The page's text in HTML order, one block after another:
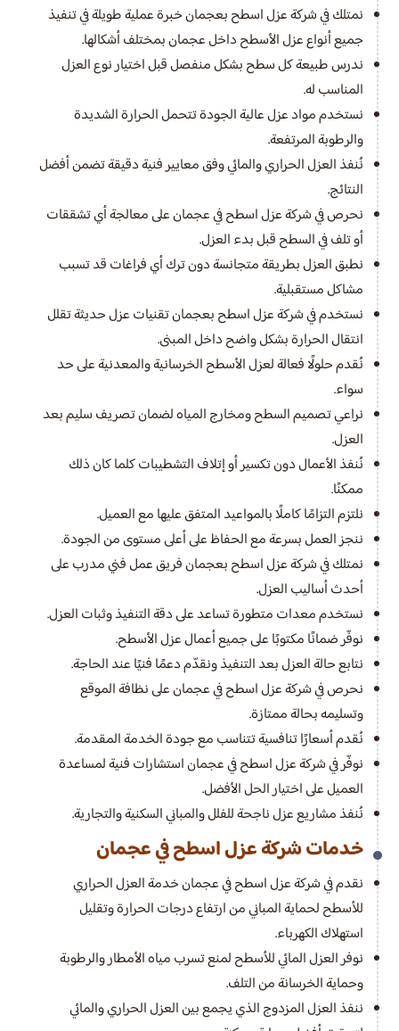
نمتلك في شركة عزل اسطح بعجمان خبرة عملية طويلة في تنفيذ
جميع أنواع عزل الأسطح داخل عجمان بمختلف أشكالها.
ندرس طبيعة كل سطح بشكل منفصل قبل اختيار نوع العزل
المناسب له.
نستخدم مواد عزل عالية الجودة تتحمل الحرارة الشديدة
والرطوبة المرتفعة.
نُنفذ العزل الحراري والمائي وفق معايير فنية دقيقة تضمن أفضل
النتائج.
نحرص في شركة عزل اسطح في عجمان على معالجة أي تشققات
أو تلف في السطح قبل بدء العزل.
نطبق العزل بطريقة متجانسة دون ترك أي فراغات قد تسبب
مشاكل مستقبلية.
نستخدم في شركة عزل اسطح بعجمان تقنيات عزل حديثة تقلل
انتقال الحرارة بشكل واضح داخل المبنى.
نُقدم حلولًا فعالة لعزل الأسطح الخرسانية والمعدنية على حد
سواء.
نراعي تصميم السطح ومخارج المياه لضمان تصريف سليم بعد
العزل.
نُنفذ الأعمال دون تكسير أو إتلاف التشطيبات كلما كان ذلك
ممكنًا.
نلتزم التزامًا كاملًا بالمواعيد المتفق عليها مع العميل.
ننجز العمل بسرعة مع الحفاظ على أعلى مستوى من الجودة.
نمتلك في شركة عزل اسطح بعجمان فريق عمل فني مدرب على
أحدث أساليب العزل.
نستخدم معدات متطورة تساعد على دقة التنفيذ وثبات العزل.
نوفّر ضمانًا مكتوبًا على جميع أعمال عزل الأسطح.
نتابع حالة العزل بعد التنفيذ ونقدّم دعمًا فنيًا عند الحاجة.
نحرص في شركة عزل اسطح في عجمان على نظافة الموقع
وتسليمه بحالة ممتازة.
نُقدم أسعارًا تنافسية تتناسب مع جودة الخدمة المقدمة.
نوفّر في شركة عزل اسطح في عجمان استشارات فنية لمساعدة
العميل على اختيار الحل الأفضل.
نُنفذ مشاريع عزل ناجحة للفلل والمباني السكنية والتجارية.
خدمات شركة عزل اسطح في عجمان
نقدم في شركة عزل اسطح في عجمان خدمة العزل الحراري
للأسطح لحماية المباني من ارتفاع درجات الحرارة وتقليل
استهلاك الكهرباء.
نوفر العزل المائي للأسطح لمنع تسرب مياه الأمطار والرطوبة
وحماية الخرسانة من التلف.
ننفذ العزل المزدوج الذي يجمع بين العزل الحراري والمائي